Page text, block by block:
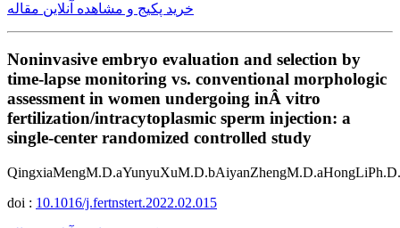
خرید پکیج و مشاهده آنلاین مقاله
Noninvasive embryo evaluation and selection by
time-lapse monitoring vs. conventional morphologic
assessment in women undergoing inÂ vitro
fertilization/intracytoplasmic sperm injection: a
single-center randomized controlled study
doi : 10.1016/j.fertnstert.2022.02.015